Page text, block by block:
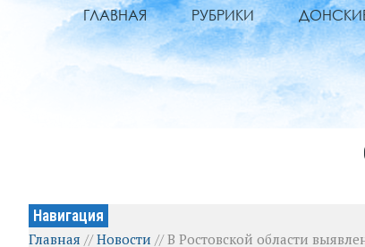
ГЛАВНАЯ РУБРИКИ
Навигация
Главная //Новости //В Ростовской области